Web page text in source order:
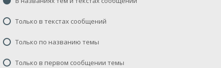
Только в текстах сообщений
Только по названию темы
Только в первом сообщении темы